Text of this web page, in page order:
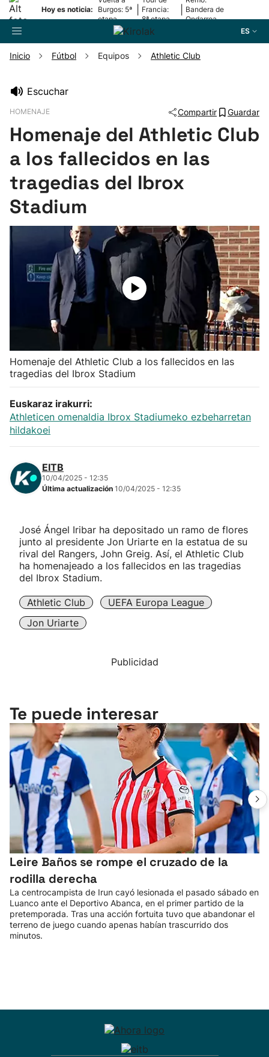
Hoy es noticia:
Burgos: 5ª
etapa
Francia:
8ª etapa
Bandera de
Ondarroa
ES
Pelota
Remo
Herri-kirolak
Balonmano
Kirolak 360
Atletismo
Carreras de montaña
"Helmuga"
Inicio Fútbol Equipos Athletic Club
Escuchar
HOMENAJE Compartir Guardar
Homenaje del Athletic Club
a los fallecidos en las
tragedias del Ibrox
Stadium
Homenaje del Athletic Club a los fallecidos en las
tragedias del Ibrox Stadium
Euskaraz irakurri:
Athleticen omenaldia Ibrox Stadiumeko ezbeharretan
hildakoei
EITB
10/04/2025 - 12:35
Última actualización 10/04/2025 - 12:35
José Ángel Iribar ha depositado un ramo de flores
junto al presidente Jon Uriarte en la estatua de su
rival del Rangers, John Greig. Así, el Athletic Club
ha homenajeado a los fallecidos en las tragedias
del Ibrox Stadium.
Athletic Club
UEFA Europa League
Jon Uriarte
Publicidad
Te puede interesar
Leire Baños se rompe el cruzado de la
rodilla derecha
La centrocampista de Irun cayó lesionada el pasado sábado en
Luanco ante el Deportivo Abanca, en el primer partido de la
pretemporada. Tras una acción fortuita tuvo que abandonar el
terreno de juego cuando apenas habían trascurrido dos
minutos.